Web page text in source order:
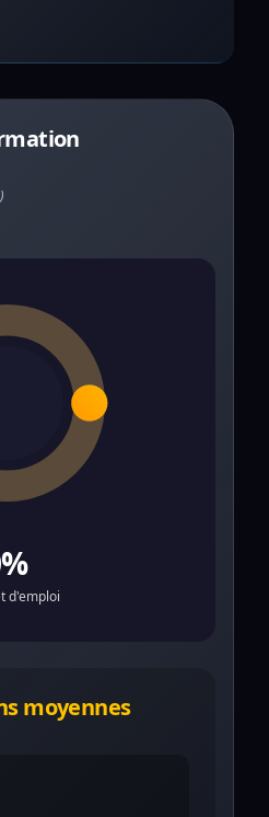
d'emploi
moyennes